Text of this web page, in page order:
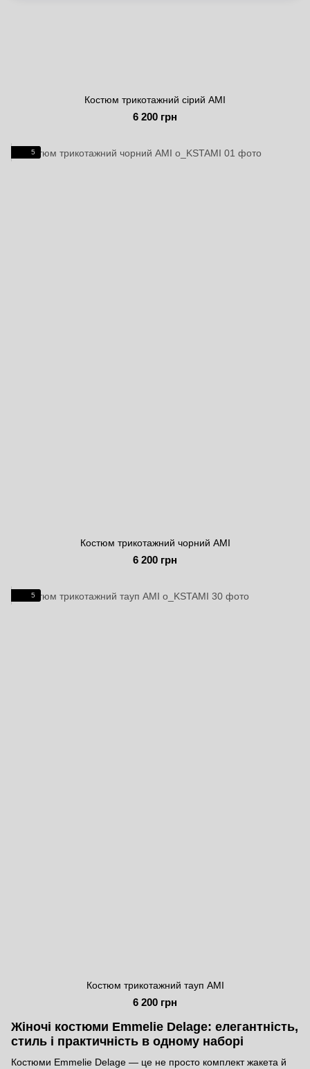
Костюм трикотажний сірий AMI
6 200 грн
5
Костюм трикотажний чорний AMI
6 200 грн
5
Костюм трикотажний тауп AMI
6 200 грн
Жіночі костюми Emmelie Delage: елегантність,
стиль і практичність в одному наборі
Костюми Emmelie Delage — це не просто комплект жакета й